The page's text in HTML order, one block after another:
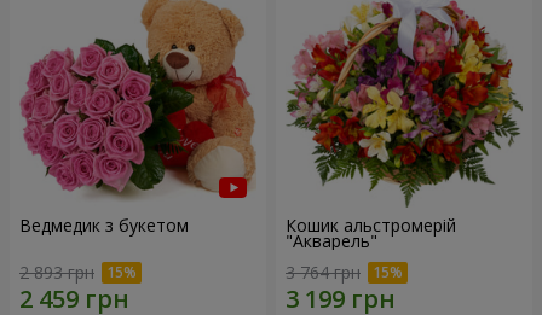
Ведмедик з букетом
2 893 грн
Кошик альстромерій
"Акварель"
3 764 грн